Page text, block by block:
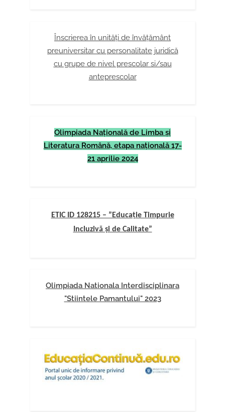
Înscrierea în unități de învățământ
preuniversitar cu personalitate juridică
cu grupe de nivel prescolar si/sau
anteprescolar
Olimpiada Naţională de Limba şi
Literatura Română, etapa naţională 17-
21 aprilie 2024
ETIC ID 128215 – ”Educație Timpurie
Incluzivă și de Calitate”
Olimpiada Nationala Interdisciplinara
"Stiintele Pamantului" 2023